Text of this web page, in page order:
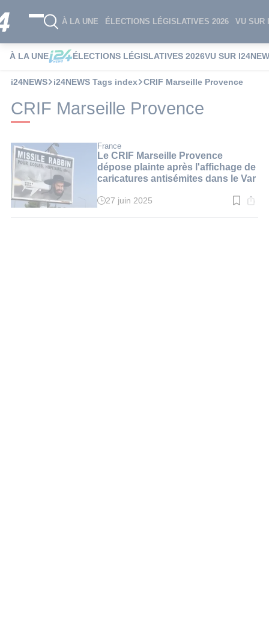
À LA UNE ÉLECTIONS LÉGISLATIVES 2026 VU SUR
À LA UNE ÉLECTIONS LÉGISLATIVES 2026VU SUR
i24NEWS i24NEWS Tags index CRIF Marseille Provence
CRIF Marseille Provence
France
Le CRIF Marseille Provence
dépose plainte après l'affichage de
caricatures antisémites dans le Var
Temps
27 juin 2025